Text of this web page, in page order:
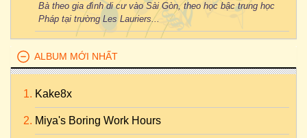
Bà theo gia đình di cư vào Sài Gòn, theo học bậc trung học
Pháp tại trường Les Lauriers...
ALBUM MỚI NHẤT
Kake8x
Miya's Boring Work Hours